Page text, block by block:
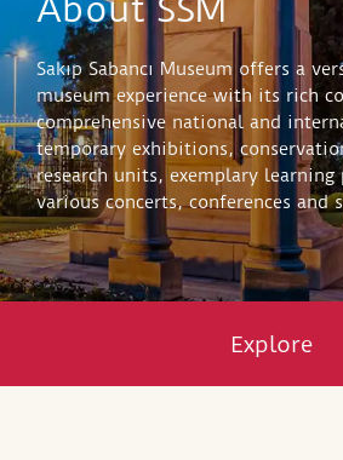
About SSM
Sakıp Sabancı Museum offers a
museum experience with its rich
comprehensive national and
temporary exhibitions,
research units, exemplary learning
various concerts, conferences and
Explore